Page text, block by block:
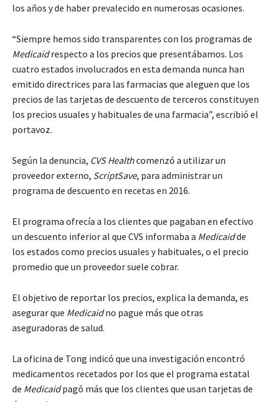
los años y de haber prevalecido en numerosas ocasiones.
“Siempre hemos sido transparentes con los programas de
Medicaidrespecto a los precios que presentábamos. Los
cuatro estados involucrados en esta demanda nunca han
emitido directrices para las farmacias que aleguen que los
precios de las tarjetas de descuento de terceros constituyen
los precios usuales y habituales de una farmacia”, escribió el
portavoz.
Según la denuncia, CVS Healthcomenzó a utilizar un
proveedor externo, ScriptSave, para administrar un
programa de descuento en recetas en 2016.
El programa ofrecía a los clientes que pagaban en efectivo
un descuento inferior al que CVS informaba a Medicaidde
los estados como precios usuales y habituales, o el precio
promedio que un proveedor suele cobrar.
El objetivo de reportar los precios, explica la demanda, es
asegurar que Medicaidno pague más que otras
aseguradoras de salud.
La oficina de Tong indicó que una investigación encontró
medicamentos recetados por los que el programa estatal
de Medicaidpagó más que los clientes que usan tarjetas de